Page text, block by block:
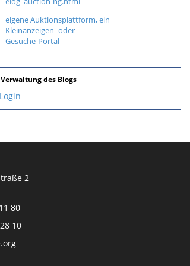
eigene Auktionsplattform, ein
Kleinanzeigen- oder
Gesuche-Portal
Verwaltung des Blogs
Login
2
80
10